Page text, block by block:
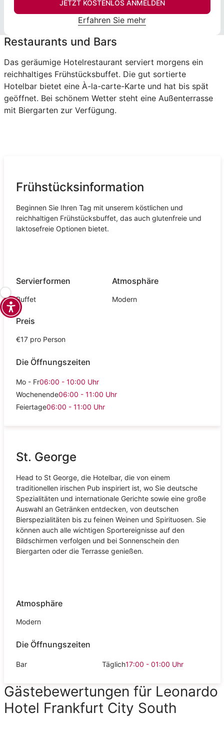
JETZT KOSTENLOS ANMELDEN
Erfahren Sie mehr
Restaurants und Bars
Das geräumige Hotelrestaurant serviert morgens ein
reichhaltiges Frühstücksbuffet. Die gut sortierte
Hotelbar bietet eine À-la-carte-Karte und hat bis spät
geöffnet. Bei schönem Wetter steht eine Außenterrasse
mit Biergarten zur Verfügung.
Frühstücksinformation
Beginnen Sie Ihren Tag mit unserem köstlichen und
reichhaltigen Frühstücksbuffet, das auch glutenfreie und
laktosefreie Optionen bietet.
Servierformen
Buffet
Atmosphäre
Modern
Preis
€17 pro Person
Die Öffnungszeiten
Mo - Fr06:00 - 10:00 Uhr
Wochenende06:00 - 11:00 Uhr
Feiertage06:00 - 11:00 Uhr
St. George
Head to St George, die Hotelbar, die von einem
traditionellen irischen Pub inspiriert ist, wo Sie deutsche
Spezialitäten und internationale Gerichte sowie eine große
Auswahl an Getränken entdecken, von deutschen
Bierspezialitäten bis zu feinen Weinen und Spirituosen. Sie
können auch alle wichtigen Sportereignisse auf den
Bildschirmen verfolgen und bei Sonnenschein den
Biergarten oder die Terrasse genießen.
Atmosphäre
Modern
Die Öffnungszeiten
Bar Täglich17:00 - 01:00 Uhr
Gästebewertungen für Leonardo
Hotel Frankfurt City South